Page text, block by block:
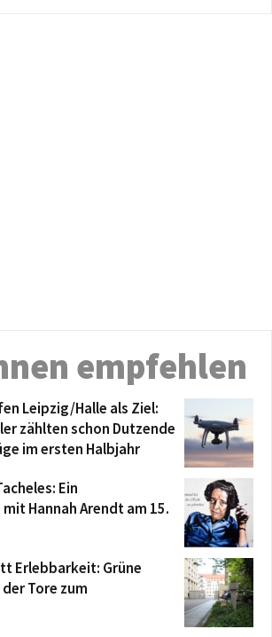
empfehlen
Leipzig/Halle als Ziel:
zählten schon Dutzende
im ersten Halbjahr
Ein
Hannah Arendt am 15.
Erlebbarkeit: Grüne
Tore zum